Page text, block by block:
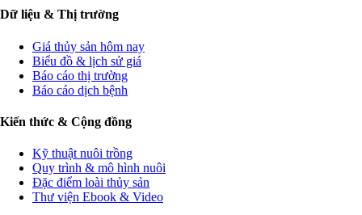
Dữ liệu & Thị trường
Giá thủy sản hôm nay
Biểu đồ & lịch sử giá
Báo cáo thị trường
Báo cáo dịch bệnh
Kiến thức & Cộng đồng
Kỹ thuật nuôi trồng
Quy trình & mô hình nuôi
Đặc điểm loài thủy sản
Thư viện Ebook & Video